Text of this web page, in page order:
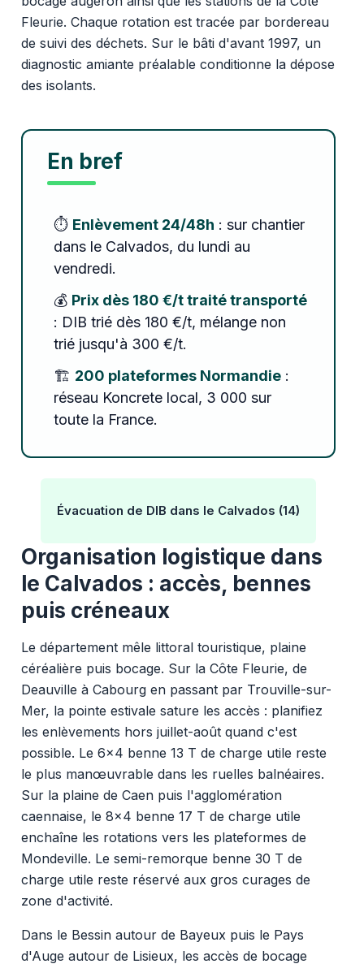
Fleurie. Chaque rotation est tracée par bordereau
de suivi des déchets. Sur le bâti d'avant 1997, un
diagnostic amiante préalable conditionne la dépose
des isolants.
En bref
⏱️ Enlèvement 24/48h : sur chantier
dans le Calvados, du lundi au
vendredi.
💰 Prix dès 180 €/t traité transporté
: DIB trié dès 180 €/t, mélange non
trié jusqu'à 300 €/t.
🏗️ 200 plateformes Normandie:
réseau Koncrete local, 3 000 sur
toute la France.
Évacuation de DIB dans le Calvados (14)
Organisation logistique dans
le Calvados : accès, bennes
puis créneaux
Le département mêle littoral touristique, plaine
céréalière puis bocage. Sur la Côte Fleurie, de
Deauville à Cabourg en passant par Trouville-sur-
Mer, la pointe estivale sature les accès : planifiez
les enlèvements hors juillet-août quand c'est
possible. Le 6x4 benne 13 T de charge utile reste
le plus manœuvrable dans les ruelles balnéaires.
Sur la plaine de Caen puis l'agglomération
caennaise, le 8x4 benne 17 T de charge utile
enchaîne les rotations vers les plateformes de
Mondeville. Le semi-remorque benne 30 T de
charge utile reste réservé aux gros curages de
zone d'activité.
Dans le Bessin autour de Bayeux puis le Pays
d'Auge autour de Lisieux, les accès de bocage